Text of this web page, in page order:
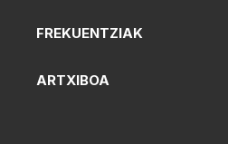
FREKUENTZIAK
ARTXIBOA